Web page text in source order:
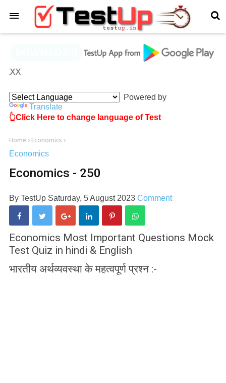
Powered by
Translate
👆Click Here to change language of Test
Home › Economics ›
Economics
Economics - 250
By TestUp Saturday, 5 August 2023 Comment
Economics Most Important Questions Mock
Test Quiz in hindi & English
भारतीय अर्थव्यवस्था के महत्वपूर्ण प्रश्न :-